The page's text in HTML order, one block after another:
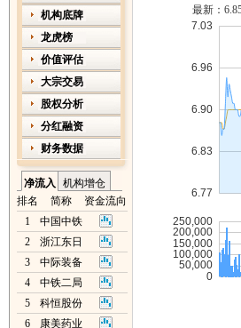
机构底牌
龙虎榜
价值评估
大宗交易
股权分析
分红融资
财务数据
净流入
机构增仓
排名
简称
资金流向
1
中国中铁
2
浙江东日
3
中际装备
4
中铁二局
5
科恒股份
6
康美药业